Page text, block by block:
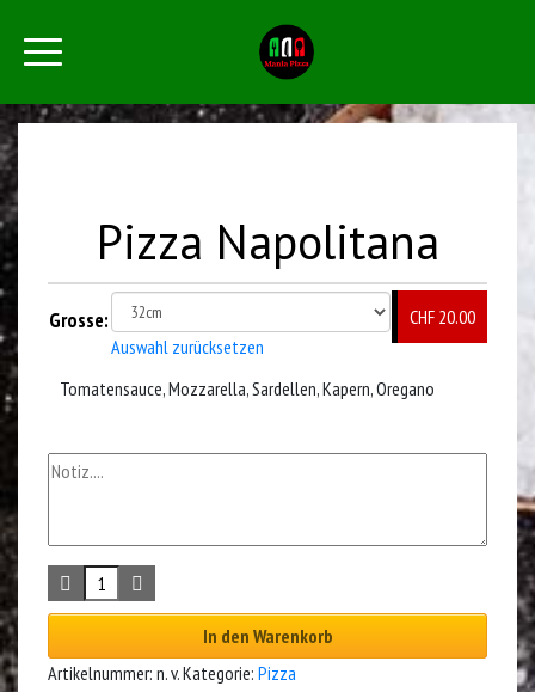
Pizza Napolitana
CHF 20.00
Tomatensauce, Mozzarella, Sardellen, Kapern, Oregano
Grosse:
Auswahl zurücksetzen
In den Warenkorb
Artikelnummer: n. v.Kategorie: Pizza